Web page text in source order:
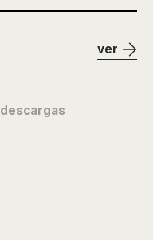
ver
descargas